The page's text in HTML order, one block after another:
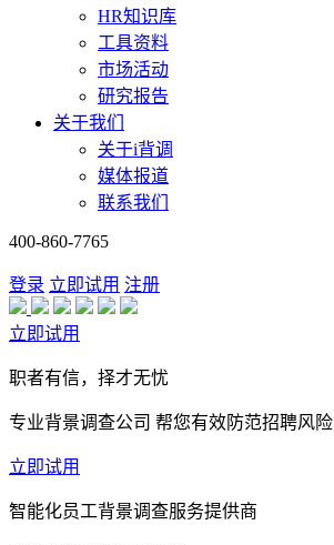
HR知识库
工具资料
市场活动
研究报告
关于我们
关于i背调
媒体报道
联系我们
400-860-7765
登录 立即试用 注册
立即试用
职者有信，择才无忧
专业背景调查公司 帮您有效防范招聘风险
立即试用
智能化员工背景调查服务提供商